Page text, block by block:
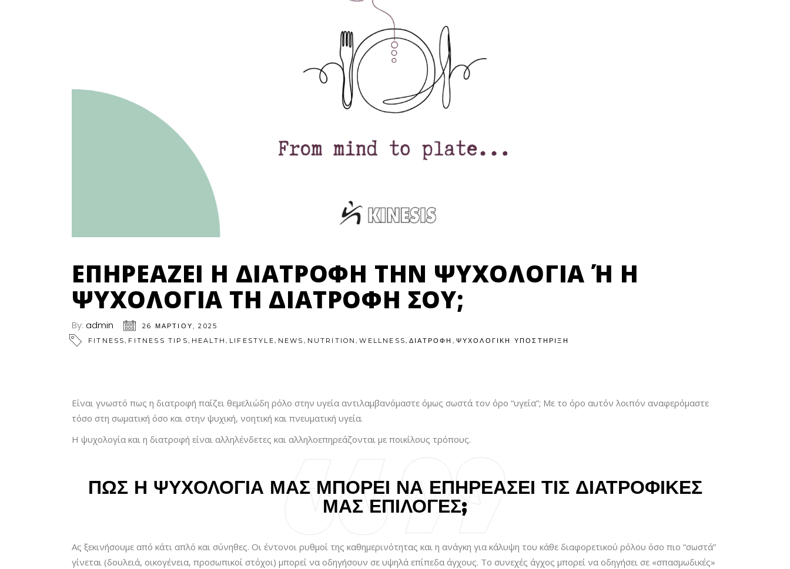
ΕΠΗΡΕΆΖΕΙ Η ΔΙΑΤΡΟΦΉ ΤΗΝ ΨΥΧΟΛΟΓΊΑ Ή Η Ψ
ΥΧΟΛΟΓΊΑ ΤΗ ΔΙΑΤΡΟΦΉ ΣΟΥ;
By: admin
26 ΜΑΡΤΊΟΥ, 2025
FITNESS, FITNESS TIPS, HEALTH, LIFESTYLE, NEWS , NUTRITION,WELLNESS,ΔΙΑΤΡΟΦΗ , ΨΥΧΟΛΟΓΙΚΉ ΥΠΟΣΤΉΡΙΞΗ
Είναι γνωστό πως η διατροφή παίζει θεμελιώδη ρόλο στην υγεία αντιλαμβανόμαστε όμως σωστά τον όρο “υγεία”; Με το όρο αυτόν λοιπόν αναφερόμαστε
τόσο στη σωματική όσο και στην ψυχική, νοητική και πνευματική υγεία.
Η ψυχολογία και η διατροφή είναι αλληλένδετες και αλληλοεπηρεάζονται με ποικίλους τρόπους.
ΠΩΣ Η ΨΥΧΟΛΟΓΊΑ ΜΑΣ ΜΠΟΡΕΊ ΝΑ ΕΠΗΡΕΆΣΕΙ ΤΙΣ ΔΙΑΤΡΟΦΙΚΈΣ
ΜΑΣ ΕΠΙΛΟΓΈΣ;
Ας ξεκινήσουμε από κάτι απλό και σύνηθες. Οι έντονοι ρυθμοί της καθημερινότητας και η ανάγκη για κάλυψη του κάθε διαφορετικού ρόλου όσο πιο “σωστά”
γίνεται (δουλειά, οικογένεια, προσωπικοί στόχοι) μπορεί να οδηγήσουν σε υψηλά επίπεδα άγχους. Το συνεχές άγχος μπορεί να οδηγήσει σε «σπασμωδικές»